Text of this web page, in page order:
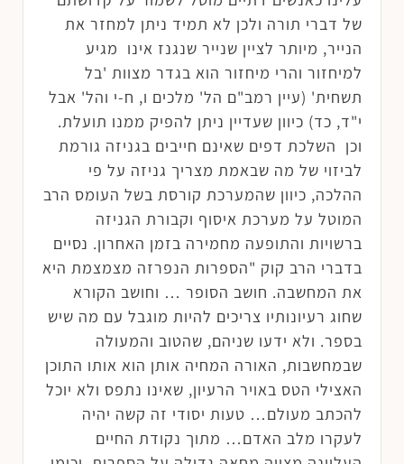
של דברי תורה ולכן לא תמיד ניתן למחזר את
הנייר, מיותר לציין שנייר שנגנז אינו מגיע
למיחזור והרי מיחזור הוא בגדר מצוות 'בל
תשחית' (עיין רמב"ם הל' מלכים ו, ח-י והל' אבל
י"ד, כד) כיוון שעדיין ניתן להפיק ממנו תועלת.
וכן השלכת דפים שאינם חייבים בגניזה גורמת
לביזוי של מה שבאמת מצריך גניזה על פי
ההלכה, כיוון שהמערכת קורסת בשל העומס הרב
המוטל על מערכת איסוף וקבורת הגניזה
ברשויות והתופעה מחמירה בזמן האחרון. נסיים
בדברי הרב קוק "הספרות הנפרזה מצמצמת היא
את המחשבה. חושב הסופר … וחושב הקורא
שחוג רעיונותיו צריכים להיות מוגבל עם מה שיש
בספר. ולא ידעו שניהם, שהטוב והמעולה
שבמחשבות, האורה המחיה אותן הוא אותו התוכן
האצילי הטס באויר הרעיון, שאינו נתפס ולא יוכל
להכתב מעולם… טעות יסודי זה קשה יהיה
לעקרו מלב האדם… מתוך נקודת החיים